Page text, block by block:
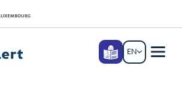
Go to main menu
Go to content
Langage
facile
EN
ENGLISH